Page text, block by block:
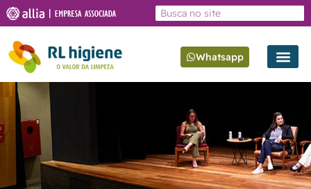
Whatsapp